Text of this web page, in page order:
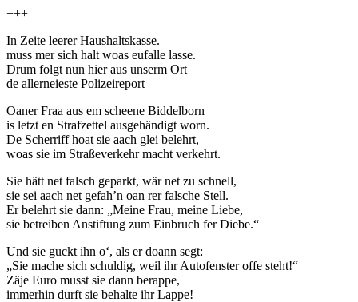
+++
In Zeite leerer Haushaltskasse.
muss mer sich halt woas eufalle lasse.
Drum folgt nun hier aus unserm Ort
de allerneieste Polizeireport
Oaner Fraa aus em scheene Biddelborn
is letzt en Strafzettel ausgehändigt worn.
De Scherriff hoat sie aach glei belehrt,
woas sie im Straßeverkehr macht verkehrt.
Sie hätt net falsch geparkt, wär net zu schnell,
sie sei aach net gefah’n oan rer falsche Stell.
Er belehrt sie dann: „Meine Frau, meine Liebe,
sie betreiben Anstiftung zum Einbruch fer Diebe.“
Und sie guckt ihn o‘, als er doann segt:
„Sie mache sich schuldig, weil ihr Autofenster offe steht!“
Zäje Euro musst sie dann berappe,
immerhin durft sie behalte ihr Lappe!